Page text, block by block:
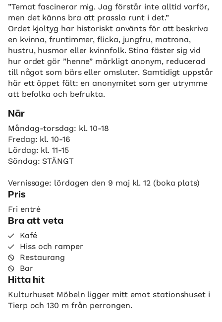
”Temat fascinerar mig. Jag förstår inte alltid varför,
men det känns bra att prassla runt i det.”
Ordet kjoltyg har historiskt använts för att beskriva
en kvinna, fruntimmer, flicka, jungfru, matrona,
hustru, husmor eller kvinnfolk. Stina fäster sig vid
hur ordet gör ”henne” märkligt anonym, reducerad
till något som bärs eller omsluter. Samtidigt uppstår
här ett öppet fält: en anonymitet som ger utrymme
att befolka och befrukta.
När
Måndag-torsdag: kl. 10-18
Fredag: kl. 10-16
Lördag: kl. 11-15
Söndag: STÄNGT
Vernissage: lördagen den 9 maj kl. 12 (boka plats)
Pris
Fri entré
Bra att veta
Kafé
Hiss och ramper
Restaurang
Bar
Hitta hit
Kulturhuset Möbeln ligger mitt emot stationshuset i
Tierp och 130 m från perrongen.